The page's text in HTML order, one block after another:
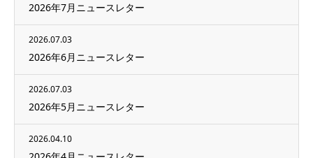
2026年7月ニュースレター
2026.07.03
2026年6月ニュースレター
2026.07.03
2026年5月ニュースレター
2026.04.10